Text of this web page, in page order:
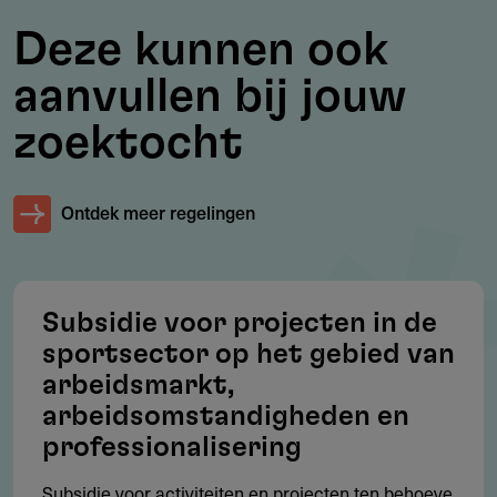
Evenementen zonder erkende internationale
sportfederatie of zonder Nederlandse deelname komen
niet in aanmerking.
Subsidie
Voor 2024: €47 miljoen.
Bedrag per aanvraag
Varieert afhankelijk van het type evenement, met een
maximum variërend van €2 miljoen tot €25 miljoen​​.
Deze kunnen ook
aanvullen bij jouw
zoektocht
Ontdek meer regelingen
Subsidie voor projecten in de
sportsector op het gebied van
arbeidsmarkt,
arbeidsomstandigheden en
professionalisering